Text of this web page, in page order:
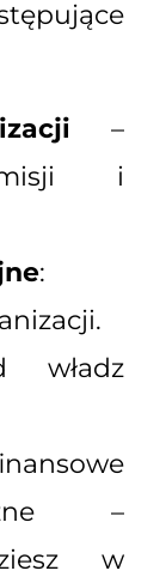
–
i
:
władz
–
w